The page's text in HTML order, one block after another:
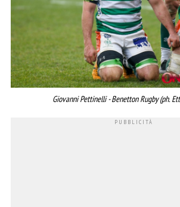
Giovanni Pettinelli - Benetton Rugby (ph.